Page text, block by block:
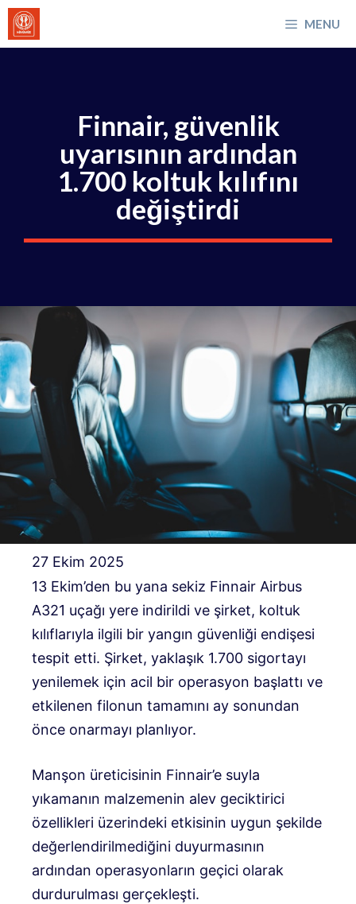
İçeriğe
atla
MENU
Finnair, güvenlik
uyarısının ardından
1.700 koltuk kılıfını
değiştirdi
27 Ekim 2025
13 Ekim’den bu yana sekiz Finnair Airbus
A321 uçağı yere indirildi ve şirket, koltuk
kılıflarıyla ilgili bir yangın güvenliği endişesi
tespit etti. Şirket, yaklaşık 1.700 sigortayı
yenilemek için acil bir operasyon başlattı ve
etkilenen filonun tamamını ay sonundan
önce onarmayı planlıyor.
Manşon üreticisinin Finnair’e suyla
yıkamanın malzemenin alev geciktirici
özellikleri üzerindeki etkisinin uygun şekilde
değerlendirilmediğini duyurmasının
ardından operasyonların geçici olarak
durdurulması gerçekleşti.